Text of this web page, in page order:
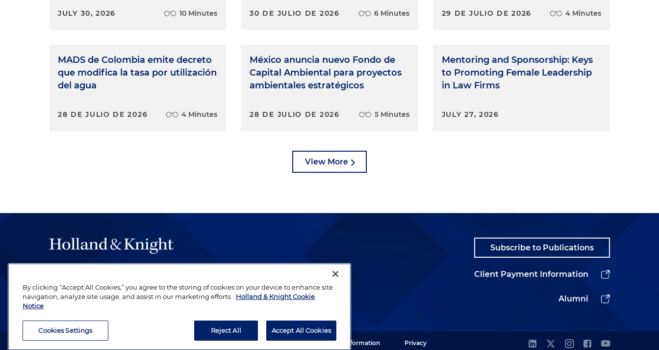
JULY 30, 2026 10 Minutes
MADS de Colombia emite decreto
que modifica la tasa por utilización
del agua
28 DE JULIO DE 2026 4 Minutes
30 DE JULIO DE 2026 6 Minutes
México anuncia nuevo Fondo de
Capital Ambiental para proyectos
ambientales estratégicos
28 DE JULIO DE 2026 5 Minutes
29 DE JULIO DE 2026 4 Minutes
Mentoring and Sponsorship: Keys
to Promoting Female Leadership
in Law Firms
JULY 27, 2026
View More
be legal work of the highest quality, performed by well-prepared lawyers who
revere their profession and are devoted to their clients.
Subscribe to Publications
Client Payment Information
Alumni
Attorney Advertising. Copyright © 1996–2026 Holland & Knight LLP. All rights reserved. Legal Information Privacy
By clicking “Accept All Cookies,” you agree to the storing of cookies on your device to enhance site
navigation, analyze site usage, and assist in our marketing efforts.
Holland & Knight Cookie
Notice
Cookies Settings Reject All Accept All Cookies